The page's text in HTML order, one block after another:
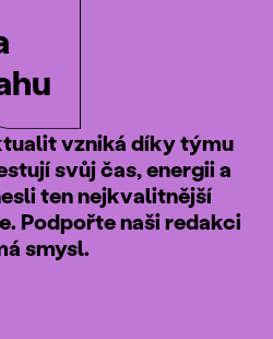
vzniká díky týmu
svůj čas, energii a
ten nejkvalitnější
Podpořte naši redakci
smysl.